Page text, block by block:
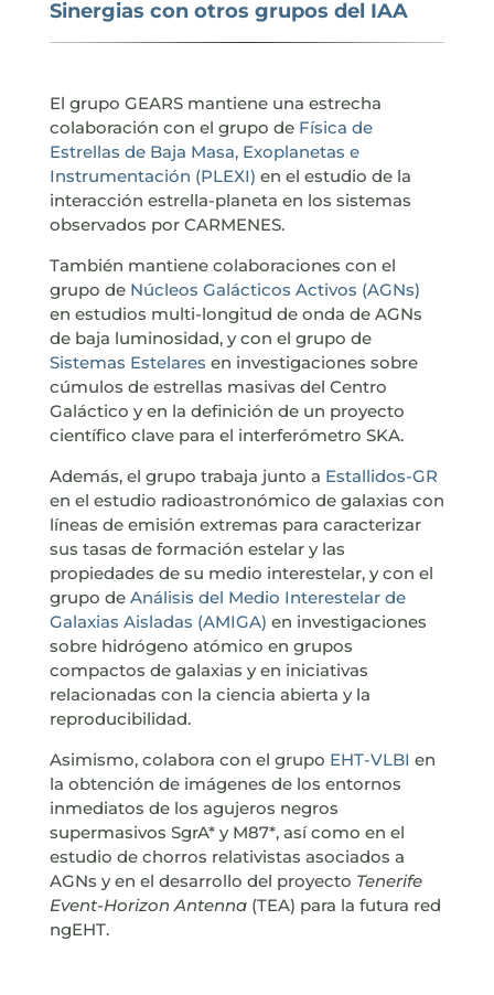
Sinergias con otros grupos del IAA
El grupo GEARS mantiene una estrecha
colaboración con el grupo de Física de
Estrellas de Baja Masa, Exoplanetas e
Instrumentación (PLEXI) en el estudio de la
interacción estrella-planeta en los sistemas
observados por CARMENES.
También mantiene colaboraciones con el
grupo de Núcleos Galácticos Activos (AGNs)
en estudios multi-longitud de onda de AGNs
de baja luminosidad, y con el grupo de
Sistemas Estelares en investigaciones sobre
cúmulos de estrellas masivas del Centro
Galáctico y en la definición de un proyecto
científico clave para el interferómetro SKA.
Además, el grupo trabaja junto a Estallidos-GR
en el estudio radioastronómico de galaxias con
líneas de emisión extremas para caracterizar
sus tasas de formación estelar y las
propiedades de su medio interestelar, y con el
grupo de Análisis del Medio Interestelar de
Galaxias Aisladas (AMIGA) en investigaciones
sobre hidrógeno atómico en grupos
compactos de galaxias y en iniciativas
relacionadas con la ciencia abierta y la
reproducibilidad.
Asimismo, colabora con el grupo EHT-VLBI en
la obtención de imágenes de los entornos
inmediatos de los agujeros negros
supermasivos SgrA* y M87*, así como en el
estudio de chorros relativistas asociados a
AGNs y en el desarrollo del proyecto Tenerife
Event-Horizon Antenna(TEA) para la futura red
ngEHT.